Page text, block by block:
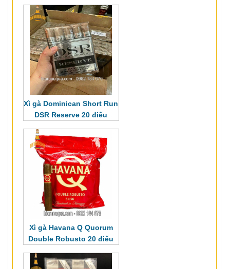
Xì gà Dominican Short Run
DSR Reserve 20 điếu
Xì gà Havana Q Quorum
Double Robusto 20 điếu